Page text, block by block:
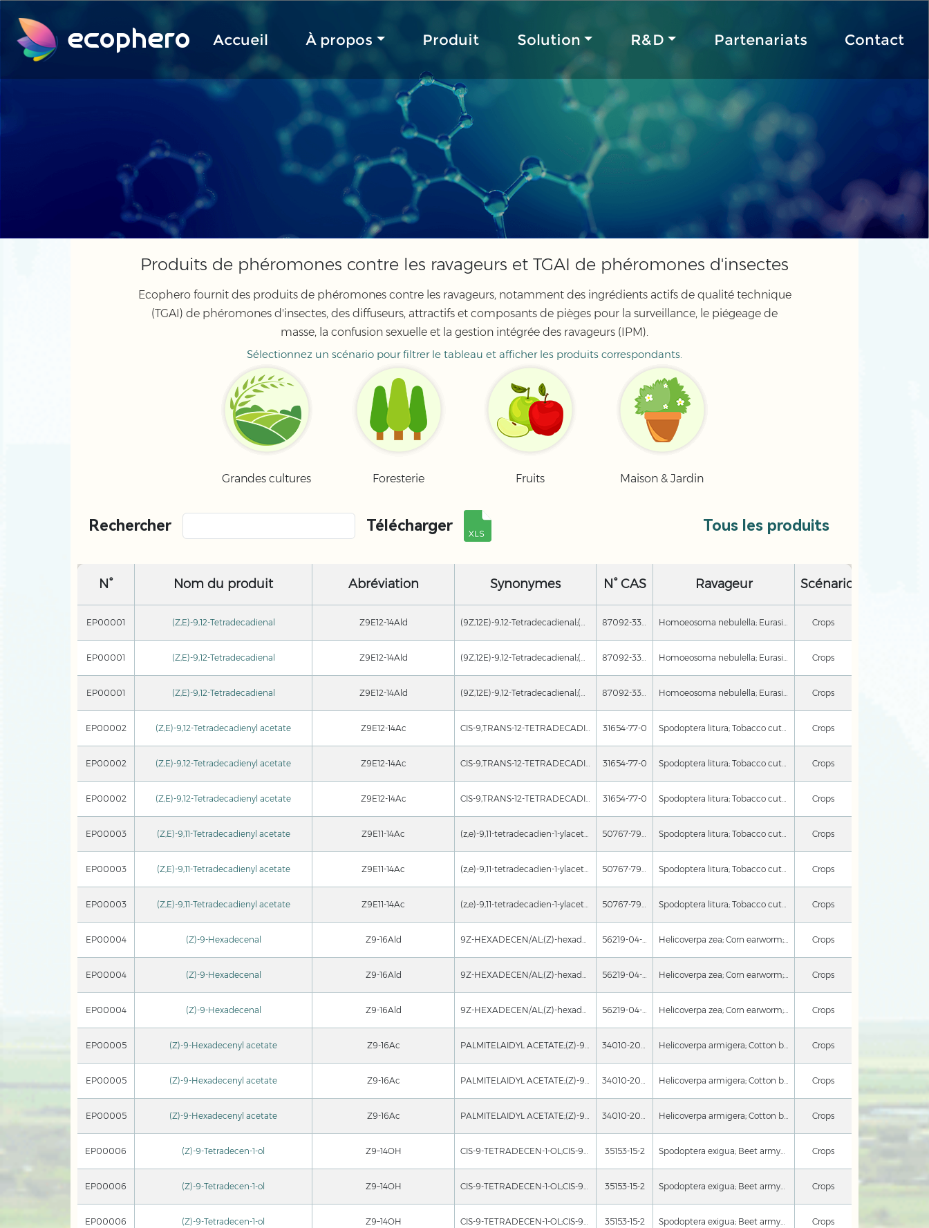
ecophero Accueil À propos Produit Solution R&D Partenariats Contact
Produits de phéromones contre les ravageurs et TGAI de phéromones d'insectes
Ecophero fournit des produits de phéromones contre les ravageurs, notamment des ingrédients actifs de qualité technique
(TGAI) de phéromones d'insectes, des diffuseurs, attractifs et composants de pièges pour la surveillance, le piégeage de
masse, la confusion sexuelle et la gestion intégrée des ravageurs (IPM).
Sélectionnez un scénario pour filtrer le tableau et afficher les produits correspondants.
Grandes cultures Foresterie Fruits Maison & Jardin
Rechercher Télécharger Tous les produits
N° Nom du produit Abréviation Synonymes N° CAS Ravageur Scénario
EP00001 (Z,E)-9,12-Tetradecadienal Z9E12-14Ald (9Z,12E)-9,12-Tetradecadienal;(Z,E)-9,12-Tetradecadienal;(9Z,12E)-tetradeca-9,12-dienal;(9Z,12E)-Tetradecadienal;9,12-Tetradecadienal, (9Z,12E)- 87092-33-9 Homoeosoma nebulella; Eurasian sunflower moth Crops
EP00001 (Z,E)-9,12-Tetradecadienal Z9E12-14Ald (9Z,12E)-9,12-Tetradecadienal;(Z,E)-9,12-Tetradecadienal;(9Z,12E)-tetradeca-9,12-dienal;(9Z,12E)-Tetradecadienal;9,12-Tetradecadienal, (9Z,12E)- 87092-33-9 Homoeosoma nebulella; Eurasian sunflower moth Crops
EP00001 (Z,E)-9,12-Tetradecadienal Z9E12-14Ald (9Z,12E)-9,12-Tetradecadienal;(Z,E)-9,12-Tetradecadienal;(9Z,12E)-tetradeca-9,12-dienal;(9Z,12E)-Tetradecadienal;9,12-Tetradecadienal, (9Z,12E)- 87092-33-9 Homoeosoma nebulella; Eurasian sunflower moth Crops
EP00002 (Z,E)-9,12-Tetradecadienyl acetate Z9E12-14Ac CIS-9,TRANS-12-TETRADECADIENYLACETATE;[Z,E]-9,12-TDDA;Z,E-9,12-TETRADECADIEN-1-YLACETATE;(9Z,12E)-9,12-TETRADECADIEN-1-YLACETATE;(trans,Chemicalbookcis)-9,12-Tetradecadien-1-yl-acetate;9,12-(E,Z)-Tetradecadien-1-yl-acetate;(9Z,12E)-Tetradecadien-1-ylacetate;(z,e)-9,12-tetradecadienyl 31654-77-0 Spodoptera litura; Tobacco cutworm; Plodia interpunctella; Indianmeal moth; Ephestia elutella; Cacao Moth; Spodoptera exigua; Beet armyworm Crops
EP00002 (Z,E)-9,12-Tetradecadienyl acetate Z9E12-14Ac CIS-9,TRANS-12-TETRADECADIENYLACETATE;[Z,E]-9,12-TDDA;Z,E-9,12-TETRADECADIEN-1-YLACETATE;(9Z,12E)-9,12-TETRADECADIEN-1-YLACETATE;(trans,Chemicalbookcis)-9,12-Tetradecadien-1-yl-acetate;9,12-(E,Z)-Tetradecadien-1-yl-acetate;(9Z,12E)-Tetradecadien-1-ylacetate;(z,e)-9,12-tetradecadienyl 31654-77-0 Spodoptera litura; Tobacco cutworm; Plodia interpunctella; Indianmeal moth; Ephestia elutella; Cacao Moth; Spodoptera exigua; Beet armyworm Crops
EP00002 (Z,E)-9,12-Tetradecadienyl acetate Z9E12-14Ac CIS-9,TRANS-12-TETRADECADIENYLACETATE;[Z,E]-9,12-TDDA;Z,E-9,12-TETRADECADIEN-1-YLACETATE;(9Z,12E)-9,12-TETRADECADIEN-1-YLACETATE;(trans,Chemicalbookcis)-9,12-Tetradecadien-1-yl-acetate;9,12-(E,Z)-Tetradecadien-1-yl-acetate;(9Z,12E)-Tetradecadien-1-ylacetate;(z,e)-9,12-tetradecadienyl 31654-77-0 Spodoptera litura; Tobacco cutworm; Plodia interpunctella; Indianmeal moth; Ephestia elutella; Cacao Moth; Spodoptera exigua; Beet armyworm Crops
EP00003 (Z,E)-9,11-Tetradecadienyl acetate Z9E11-14Ac (z,e)-9,11-tetradecadien-1-ylacetate;acetate,(e,z)-11-tetradecadien-1-ol;acetate,(e,z)-11-tetradecadien-1-yl;ferodinsl;litlurea;prodlure;pt-2;(9Z,11E)-9,11-Tetradecadienol Acetate 50767-79-8 Spodoptera litura; Tobacco cutworm; Spodoptera littoralis; Cotton leafworm; Dioryctria abietella; Spruce coneworm Crops
EP00003 (Z,E)-9,11-Tetradecadienyl acetate Z9E11-14Ac (z,e)-9,11-tetradecadien-1-ylacetate;acetate,(e,z)-11-tetradecadien-1-ol;acetate,(e,z)-11-tetradecadien-1-yl;ferodinsl;litlurea;prodlure;pt-2;(9Z,11E)-9,11-Tetradecadienol Acetate 50767-79-8 Spodoptera litura; Tobacco cutworm; Spodoptera littoralis; Cotton leafworm; Dioryctria abietella; Spruce coneworm Crops
EP00003 (Z,E)-9,11-Tetradecadienyl acetate Z9E11-14Ac (z,e)-9,11-tetradecadien-1-ylacetate;acetate,(e,z)-11-tetradecadien-1-ol;acetate,(e,z)-11-tetradecadien-1-yl;ferodinsl;litlurea;prodlure;pt-2;(9Z,11E)-9,11-Tetradecadienol Acetate 50767-79-8 Spodoptera litura; Tobacco cutworm; Spodoptera littoralis; Cotton leafworm; Dioryctria abietella; Spruce coneworm Crops
EP00004 (Z)-9-Hexadecenal Z9-16Ald 9Z-HEXADECEN/AL;(Z)-hexadec-9-enal;(Z)-9-HDAL, Z-9-HDAL;CIS-9-HEXADECENAL, 95;(9Z)-9-Hexadecenal;(z)-9-hexadecena;9-Hexadecenal, (9Z)-;Einecs 260-064-2 56219-04-6 Helicoverpa zea; Corn earworm; Scirpophaga incertulas; Yellow stem borer; Helicoverpa armigera; Cotton bollworm; Helicoverpa assulta; oriental tobacco budworm; Chilo suppressalis; Spotted borer; Chilo partellus; Spotted stalk borer Crops
EP00004 (Z)-9-Hexadecenal Z9-16Ald 9Z-HEXADECEN/AL;(Z)-hexadec-9-enal;(Z)-9-HDAL, Z-9-HDAL;CIS-9-HEXADECENAL, 95;(9Z)-9-Hexadecenal;(z)-9-hexadecena;9-Hexadecenal, (9Z)-;Einecs 260-064-2 56219-04-6 Helicoverpa zea; Corn earworm; Scirpophaga incertulas; Yellow stem borer; Helicoverpa armigera; Cotton bollworm; Helicoverpa assulta; oriental tobacco budworm; Chilo suppressalis; Spotted borer; Chilo partellus; Spotted stalk borer Crops
EP00004 (Z)-9-Hexadecenal Z9-16Ald 9Z-HEXADECEN/AL;(Z)-hexadec-9-enal;(Z)-9-HDAL, Z-9-HDAL;CIS-9-HEXADECENAL, 95;(9Z)-9-Hexadecenal;(z)-9-hexadecena;9-Hexadecenal, (9Z)-;Einecs 260-064-2 56219-04-6 Helicoverpa zea; Corn earworm; Scirpophaga incertulas; Yellow stem borer; Helicoverpa armigera; Cotton bollworm; Helicoverpa assulta; oriental tobacco budworm; Chilo suppressalis; Spotted borer; Chilo partellus; Spotted stalk borer Crops
EP00005 (Z)-9-Hexadecenyl acetate Z9-16Ac PALMITELAIDYL ACETATE;(Z)-9-Hexadecen-1-ol acetate;(Z)-9-Hexadecenyl acetate;Acetic acid (Z)-9-hexadecenyl ester;9Z-16Ac;CIS-9-HEXADECENYL ACETATE;9Z-Hexadecenyl acetate;Palmitoleyl acetate 34010-20-3 Helicoverpa armigera; Cotton bollworm Crops
EP00005 (Z)-9-Hexadecenyl acetate Z9-16Ac PALMITELAIDYL ACETATE;(Z)-9-Hexadecen-1-ol acetate;(Z)-9-Hexadecenyl acetate;Acetic acid (Z)-9-hexadecenyl ester;9Z-16Ac;CIS-9-HEXADECENYL ACETATE;9Z-Hexadecenyl acetate;Palmitoleyl acetate 34010-20-3 Helicoverpa armigera; Cotton bollworm Crops
EP00005 (Z)-9-Hexadecenyl acetate Z9-16Ac PALMITELAIDYL ACETATE;(Z)-9-Hexadecen-1-ol acetate;(Z)-9-Hexadecenyl acetate;Acetic acid (Z)-9-hexadecenyl ester;9Z-16Ac;CIS-9-HEXADECENYL ACETATE;9Z-Hexadecenyl acetate;Palmitoleyl acetate 34010-20-3 Helicoverpa armigera; Cotton bollworm Crops
EP00006 (Z)-9-Tetradecen-1-ol Z9–14OH CIS-9-TETRADECEN-1-OL;CIS-9-TETRADECENOL;CIS-9-TETRADECENYL ACETATE;DELTA 9 MYRISTOLEYL ACETATE;DELTA 9 MYRISTOLEYL ALCOHOL;(9Z)-9-Tetradecen-1-ol;(z)-9-tetradecen-1-o;9-Tetradecen-1-ol, (Z)- 35153-15-2 Spodoptera exigua; Beet armyworm Crops
EP00006 (Z)-9-Tetradecen-1-ol Z9–14OH CIS-9-TETRADECEN-1-OL;CIS-9-TETRADECENOL;CIS-9-TETRADECENYL ACETATE;DELTA 9 MYRISTOLEYL ACETATE;DELTA 9 MYRISTOLEYL ALCOHOL;(9Z)-9-Tetradecen-1-ol;(z)-9-tetradecen-1-o;9-Tetradecen-1-ol, (Z)- 35153-15-2 Spodoptera exigua; Beet armyworm Crops
EP00006 (Z)-9-Tetradecen-1-ol Z9–14OH CIS-9-TETRADECEN-1-OL;CIS-9-TETRADECENOL;CIS-9-TETRADECENYL ACETATE;DELTA 9 MYRISTOLEYL ACETATE;DELTA 9 MYRISTOLEYL ALCOHOL;(9Z)-9-Tetradecen-1-ol;(z)-9-tetradecen-1-o;9-Tetradecen-1-ol, (Z)- 35153-15-2 Spodoptera exigua; Beet armyworm Crops